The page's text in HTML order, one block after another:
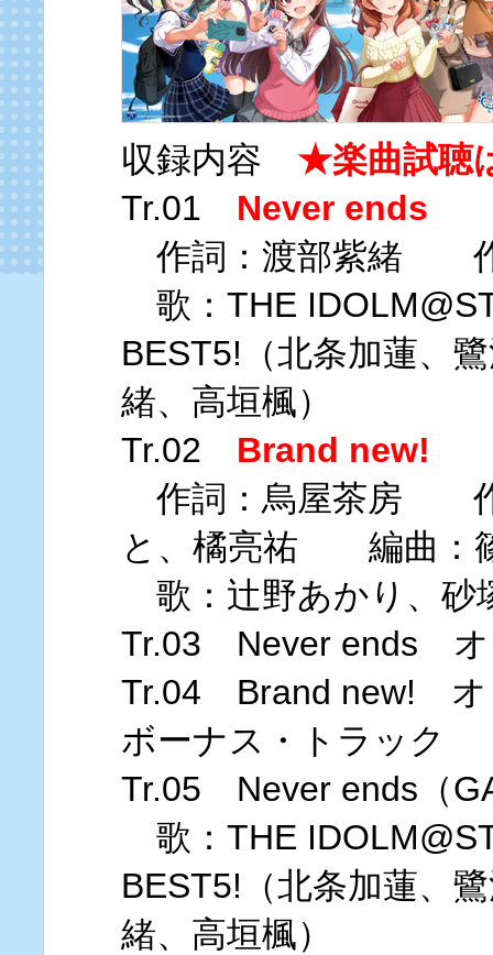
収録内容 ★楽曲試聴
Tr.01 Never ends
作詞：渡部紫緒 作
歌：THE
BEST5!（北条加蓮、
緒、高垣楓）
Tr.02 Brand new!
作詞：烏屋茶房 作
と、橘亮祐 編曲：
歌：辻野あかり、砂
Tr.03 Never ends オ
Tr.04 Brand new! オ
ボーナス・トラック
Tr.05 Never ends（
歌：THE
BEST5!（北条加蓮、
緒、高垣楓）